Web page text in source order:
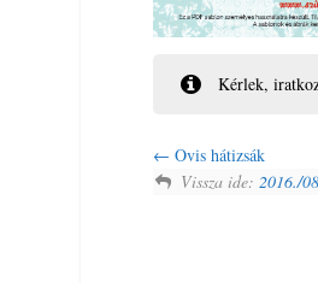
Kérlek,
Ovis hátizsák
Vissza ide: 2016./